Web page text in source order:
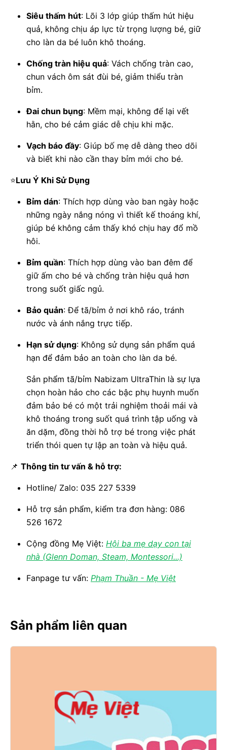
Siêu thấm hút: Lõi 3 lớp giúp thấm hút hiệu
quả, không chịu áp lực từ trọng lượng bé, giữ
cho làn da bé luôn khô thoáng.
Chống tràn hiệu quả: Vách chống tràn cao,
chun vách ôm sát đùi bé, giảm thiểu tràn
bỉm.
Đai chun bụng: Mềm mại, không để lại vết
hằn, cho bé cảm giác dễ chịu khi mặc.
Vạch báo đầy: Giúp bố mẹ dễ dàng theo dõi
và biết khi nào cần thay bỉm mới cho bé.
⭐Lưu Ý Khi Sử Dụng
Bỉm dán: Thích hợp dùng vào ban ngày hoặc
những ngày nắng nóng vì thiết kế thoáng khí,
giúp bé không cảm thấy khó chịu hay đổ mồ
hôi.
Bỉm quần: Thích hợp dùng vào ban đêm để
giữ ấm cho bé và chống tràn hiệu quả hơn
trong suốt giấc ngủ.
Bảo quản: Để tã/bỉm ở nơi khô ráo, tránh
nước và ánh nắng trực tiếp.
Hạn sử dụng: Không sử dụng sản phẩm quá
hạn để đảm bảo an toàn cho làn da bé.
Sản phẩm tã/bỉm Nabizam UltraThin là sự lựa
chọn hoàn hảo cho các bậc phụ huynh muốn
đảm bảo bé có một trải nghiệm thoải mái và
khô thoáng trong suốt quá trình tập uống và
ăn dặm, đồng thời hỗ trợ bé trong việc phát
triển thói quen tự lập an toàn và hiệu quả.
📌 Thông tin tư vấn & hỗ trợ:
Hotline/ Zalo: 035 227 5339
Hỗ trợ sản phẩm, kiểm tra đơn hàng: 086
526 1672
Cộng đồng Mẹ Việt: Hội ba mẹ dạy con tại
nhà (Glenn Doman, Steam, Montessori...)
Fanpage tư vấn: Phạm Thuần - Mẹ Việt
Sản phẩm liên quan